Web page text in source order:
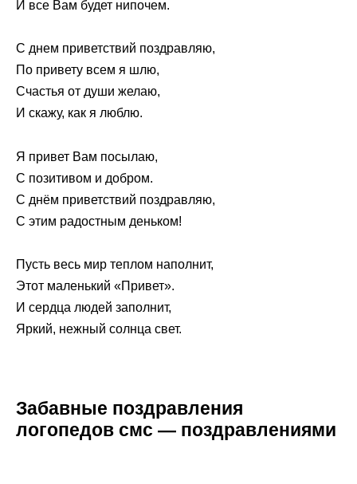
И все Вам будет нипочем.
С днем приветствий поздравляю,
По привету всем я шлю,
Счастья от души желаю,
И скажу, как я люблю.
Я привет Вам посылаю,
С позитивом и добром.
С днём приветствий поздравляю,
С этим радостным деньком!
Пусть весь мир теплом наполнит,
Этот маленький «Привет».
И сердца людей заполнит,
Яркий, нежный солнца свет.
Забавные поздравления
логопедов смс — поздравлениями